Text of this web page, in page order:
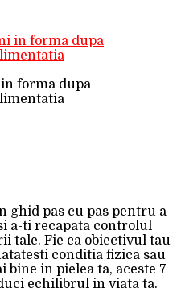
forma dupa
ghid pas cu pas pentru a
a-ti recapata controlul
tale. Fie ca obiectivul tau
conditia fizica sau
in pielea ta, aceste 7
echilibrul in viata ta.